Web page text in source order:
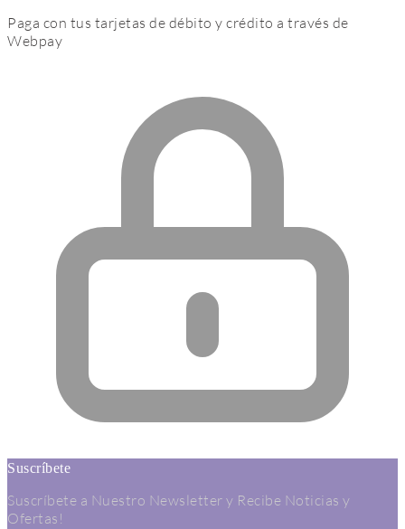
Paga con tus tarjetas de débito y crédito a través de
Webpay
Suscríbete
Suscríbete a Nuestro Newsletter y Recibe Noticias y
Ofertas!